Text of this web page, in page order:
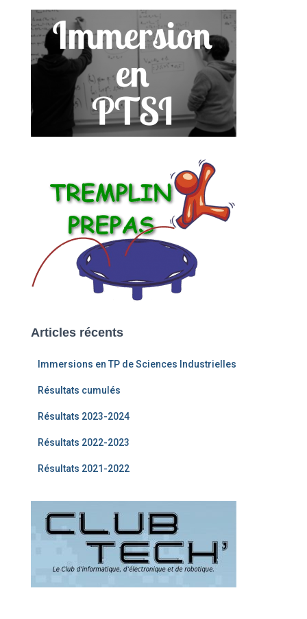
Articles récents
Immersions en TP de Sciences Industrielles
Résultats cumulés
Résultats 2023-2024
Résultats 2022-2023
Résultats 2021-2022